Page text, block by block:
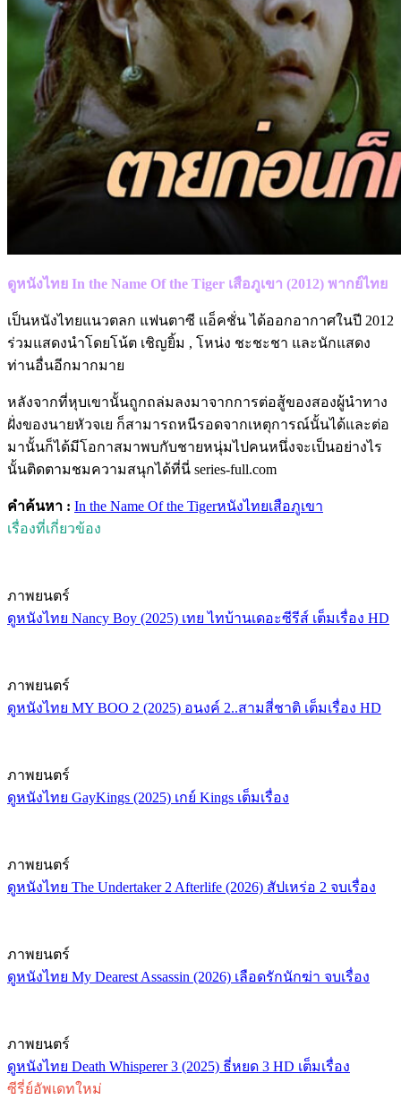
ดูหนังไทย In the Name Of the Tiger เสือภูเขา (2012) พากย์ไทย
เป็นหนังไทยแนวตลก แฟนตาซี แอ็คชั่น ได้ออกอากาศในปี 2012
ร่วมแสดงนำโดยโน้ต เชิญยิ้ม , โหน่ง ชะชะชา และนักแสดง
ท่านอื่นอีกมากมาย
หลังจากที่หุบเขานั้นถูกถล่มลงมาจากการต่อสู้ของสองผู้นำทาง
ฝั่งของนายหัวจเย ก็สามารถหนีรอดจากเหตุการณ์นั้นได้และต่อ
มานั้นก็ได้มีโอกาสมาพบกับชายหนุ่มไปคนหนึ่งจะเป็นอย่างไร
นั้นติดตามชมความสนุกได้ที่นี่ series-full.com
คำค้นหา : In the Name Of the Tigerหนังไทยเสือภูเขา
เรื่องที่เกี่ยวข้อง
ภาพยนตร์
ดูหนังไทย Nancy Boy (2025) เทย ไทบ้านเดอะซีรีส์ เต็มเรื่อง HD
ภาพยนตร์
ดูหนังไทย MY BOO 2 (2025) อนงค์ 2..สามสี่ชาติ เต็มเรื่อง HD
ภาพยนตร์
ดูหนังไทย GayKings (2025) เกย์ Kings เต็มเรื่อง
ภาพยนตร์
ดูหนังไทย The Undertaker 2 Afterlife (2026) สัปเหร่อ 2 จบเรื่อง
ภาพยนตร์
ดูหนังไทย My Dearest Assassin (2026) เลือดรักนักฆ่า จบเรื่อง
ภาพยนตร์
ดูหนังไทย Death Whisperer 3 (2025) ธี่หยด 3 HD เต็มเรื่อง
ซีรี่ย์อัพเดทใหม่